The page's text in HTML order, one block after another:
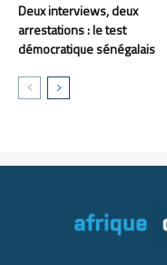
Deux interviews, deux
arrestations : le test
démocratique sénégalais